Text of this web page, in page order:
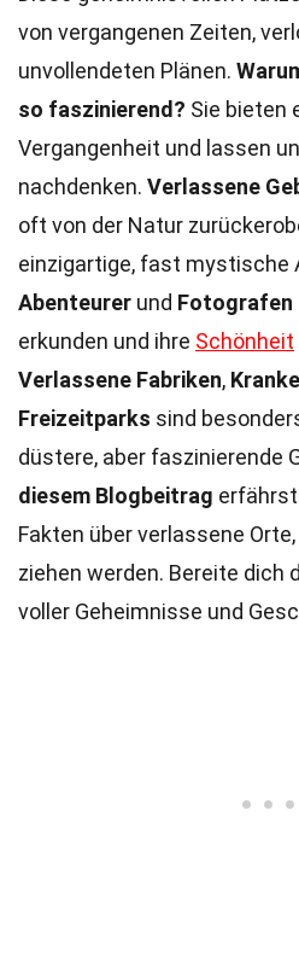
von vergangenen Zeiten,
unvollendeten Plänen.
so faszinierend? Sie bieten
Vergangenheit und lassen
nachdenken. Verlassene
oft von der Natur
einzigartige, fast mystische
Abenteurer und Fotografen
erkunden und ihre Schönheit
Verlassene Fabriken,
Freizeitparks sind
düstere, aber faszinierende
diesem Blogbeitrag
Fakten über verlassene
ziehen werden. Bereite dich
voller Geheimnisse und